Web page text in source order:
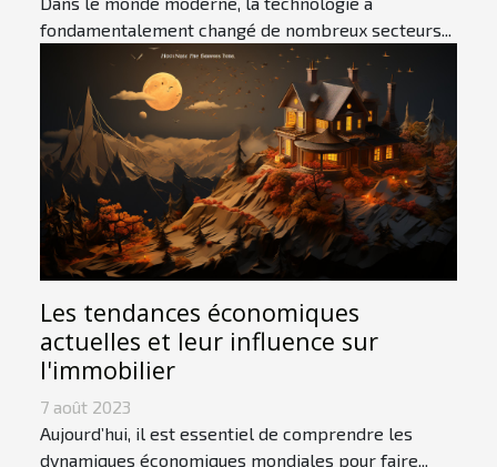
fondamentalement changé de nombreux secteurs...
Les tendances économiques
actuelles et leur influence sur
l'immobilier
7 août 2023
Aujourd’hui, il est essentiel de comprendre les
dynamiques économiques mondiales pour faire...